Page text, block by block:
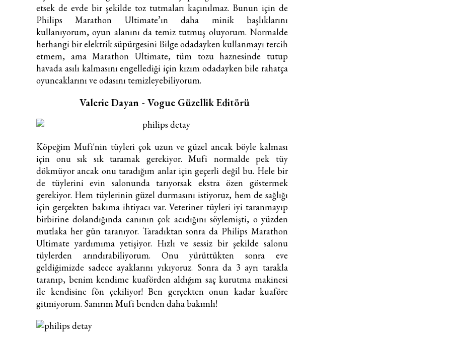
Haftalık E-Bülten
Moda dünyasında neler oluyor? Yeni fikirler, öne çıkan
koleksiyonlar, en vogue trendler, ünlülerden güzelllik sırları
ve en popüler partilerden haberdar olmak için haftalık e-
bültenimize kaydolun.
etsek de evde bir şekilde toz tutmaları kaçınılmaz. Bunun için de
Philips Marathon Ultimate’ın daha minik başlıklarını
kullanıyorum, oyun alanını da temiz tutmuş oluyorum. Normalde
herhangi bir elektrik süpürgesini Bilge odadayken kullanmayı tercih
etmem, ama Marathon Ultimate, tüm tozu haznesinde tutup
havada asılı kalmasını engellediği için kızım odadayken bile rahatça
oyuncaklarını ve odasını temizleyebiliyorum.
Valerie Dayan - Vogue Güzellik Editörü
Köpeğim Mufi'nin tüyleri çok uzun ve güzel ancak böyle kalması
için onu sık sık taramak gerekiyor. Mufi normalde pek tüy
dökmüyor ancak onu taradığım anlar için geçerli değil bu. Hele bir
de tüylerini evin salonunda tarıyorsak ekstra özen göstermek
gerekiyor. Hem tüylerinin güzel durmasını istiyoruz, hem de sağlığı
için gerçekten bakıma ihtiyacı var. Veteriner tüyleri iyi taranmayıp
birbirine dolandığında canının çok acıdığını söylemişti, o yüzden
mutlaka her gün taranıyor. Taradıktan sonra da Philips Marathon
Ultimate yardımıma yetişiyor. Hızlı ve sessiz bir şekilde salonu
tüylerden arındırabiliyorum. Onu yürüttükten sonra eve
geldiğimizde sadece ayaklarını yıkıyoruz. Sonra da 3 ayrı tarakla
taranıp, benim kendime kuaförden aldığım saç kurutma makinesi
ile kendisine fön çekiliyor! Ben gerçekten onun kadar kuaföre
gitmiyorum. Sanırım Mufi benden daha bakımlı!